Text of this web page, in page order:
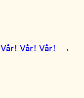
Vår! Vår! Vår! →